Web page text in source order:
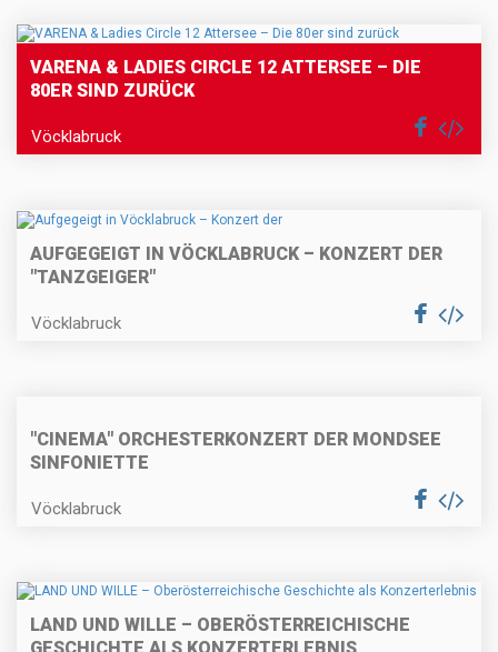
VARENA & LADIES CIRCLE 12 ATTERSEE – DIE
80ER SIND ZURÜCK
Vöcklabruck
AUFGEGEIGT IN VÖCKLABRUCK – KONZERT DER
"TANZGEIGER"
Vöcklabruck
"CINEMA" ORCHESTERKONZERT DER MONDSEE
SINFONIETTE
Vöcklabruck
LAND UND WILLE – OBERÖSTERREICHISCHE